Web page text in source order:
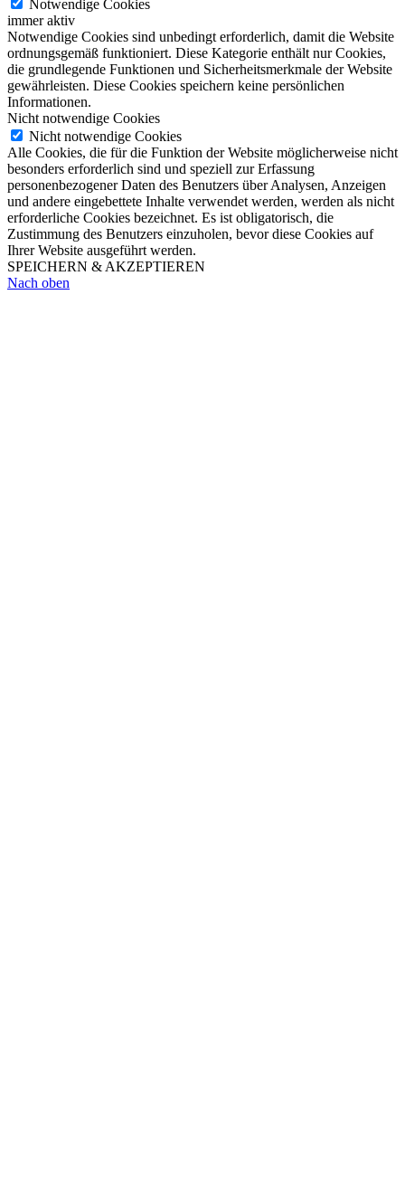
Notwendige Cookies
immer aktiv
Notwendige Cookies sind unbedingt erforderlich, damit die Website
ordnungsgemäß funktioniert. Diese Kategorie enthält nur Cookies,
die grundlegende Funktionen und Sicherheitsmerkmale der Website
gewährleisten. Diese Cookies speichern keine persönlichen
Informationen.
Nicht notwendige Cookies
Nicht notwendige Cookies
Alle Cookies, die für die Funktion der Website möglicherweise nicht
besonders erforderlich sind und speziell zur Erfassung
personenbezogener Daten des Benutzers über Analysen, Anzeigen
und andere eingebettete Inhalte verwendet werden, werden als nicht
erforderliche Cookies bezeichnet. Es ist obligatorisch, die
Zustimmung des Benutzers einzuholen, bevor diese Cookies auf
Ihrer Website ausgeführt werden.
SPEICHERN & AKZEPTIEREN
Nach oben